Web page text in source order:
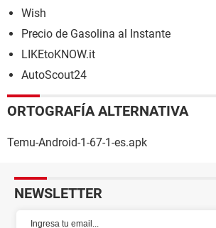
Wish
Precio de Gasolina al Instante
LIKEtoKNOW.it
AutoScout24
ORTOGRAFÍA ALTERNATIVA
Temu-Android-1-67-1-es.apk
NEWSLETTER